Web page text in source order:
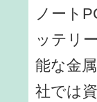
ノート
ッテリ
能な金
社では